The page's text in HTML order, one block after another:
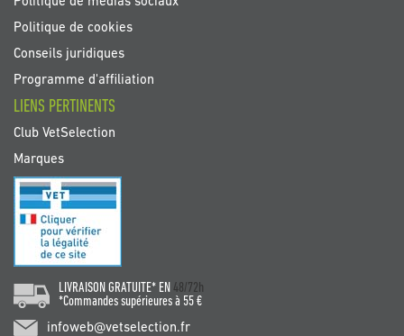
Politique de cookies
Conseils juridiques
Programme d'affiliation
LIENS PERTINENTS
Club VetSelection
Marques
LIVRAISON GRATUITE* EN 48/72h
*Commandes supérieures à 55 €
infoweb@vetselection.fr